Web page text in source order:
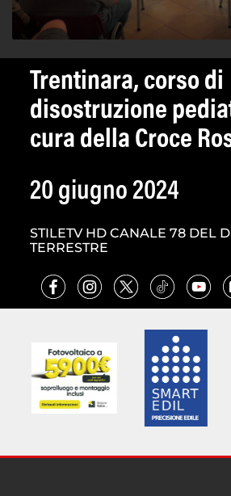
Trentinara, corso di
disostruzione
cura della Croce
20 giugno 2024
STILETV HD CANALE 78 DEL
TERRESTRE